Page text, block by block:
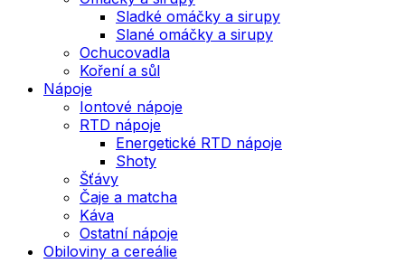
Sladké omáčky a sirupy
Slané omáčky a sirupy
Ochucovadla
Koření a sůl
Nápoje
Iontové nápoje
RTD nápoje
Energetické RTD nápoje
Shoty
Šťávy
Čaje a matcha
Káva
Ostatní nápoje
Obiloviny a cereálie